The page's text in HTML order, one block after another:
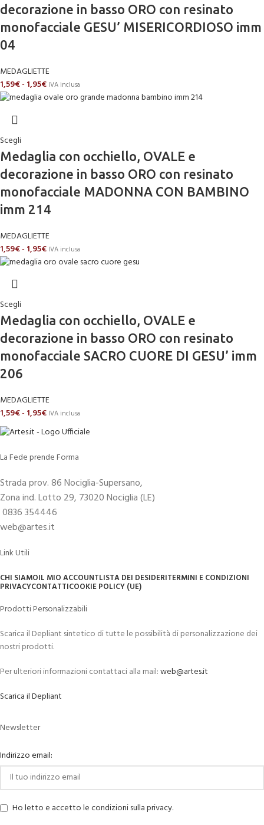
decorazione in basso ORO con resinato
monofacciale GESU’ MISERICORDIOSO imm
04
MEDAGLIETTE
1,59€- 1,95€ IVA inclusa
Scegli
Medaglia con occhiello, OVALE e
decorazione in basso ORO con resinato
monofacciale MADONNA CON BAMBINO
imm 214
MEDAGLIETTE
1,59€- 1,95€ IVA inclusa
Scegli
Medaglia con occhiello, OVALE e
decorazione in basso ORO con resinato
monofacciale SACRO CUORE DI GESU’ imm
206
MEDAGLIETTE
1,59€- 1,95€ IVA inclusa
La Fede prende Forma
Strada prov. 86 Nociglia-Supersano,
Zona ind. Lotto 29, 73020 Nociglia (LE)
0836 354446
web@artes.it
Link Utili
CHI SIAMOIL MIO ACCOUNTLISTA DEI DESIDERITERMINI E CONDIZIONI
PRIVACYCONTATTICOOKIE POLICY (UE)
Prodotti Personalizzabili
Scarica il Depliant sintetico di tutte le possibilità di personalizzazione dei
nostri prodotti.
Per ulteriori informazioni contattaci alla mail:web@artes.it
Scarica il Depliant
Newsletter
Indirizzo email:
Ho letto e accetto le condizioni sulla privacy.